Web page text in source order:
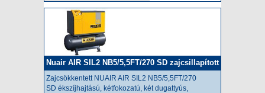
Nuair AIR SIL2 NB5/5,5FT/270 SD zajcsillapított
kompresszor
Zajcsökkentett NUAIR AIR SIL2 NB5/5,5FT/270
SD ékszíjhajtású, kétfokozatú, két dugattyús,